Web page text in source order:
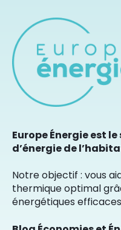
Europe Énergie est
d’énergie de
Notre objectif : vous
thermique optimal
énergétiques